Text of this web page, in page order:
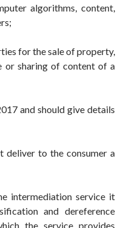
algorithms, content,
for the sale of property,
or sharing of content of a
and should give details
deliver to the consumer a
intermediation service it
and dereference
the service provides